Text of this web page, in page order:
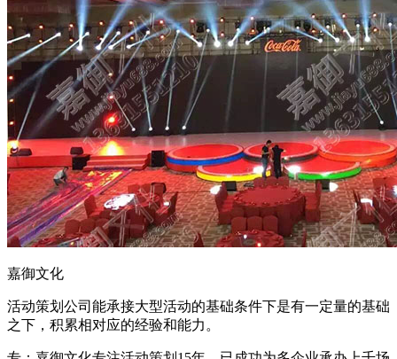
嘉御文化
活动策划公司能承接大型活动的基础条件下是有一定量的基础
之下，积累相对应的经验和能力。